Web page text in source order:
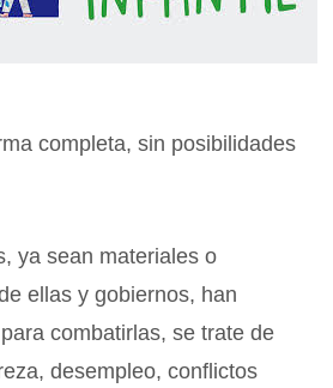
completa, sin posibilidades
ya sean materiales o
ellas y gobiernos, han
combatirlas, se trate de
desempleo, conflictos